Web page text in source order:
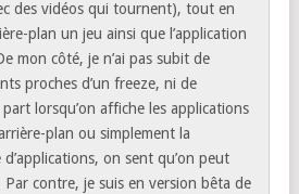
R13, et il fonctionne encore mieux
tiens au jus !
Fred
2018, 08:57
de tester la tablette en ouvrant